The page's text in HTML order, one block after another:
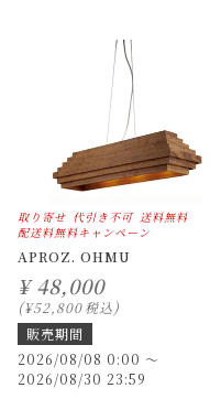
取り寄せ 代引き不可 送料無料
配送料無料キャンペーン
APROZ. OHMU
¥ 48,000
¥52,800税込
販売期間
2026/08/08 0:00 〜
2026/08/30 23:59